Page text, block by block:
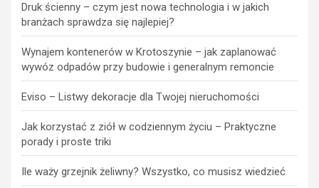
Druk ścienny – czym jest nowa technologia i w jakich
branżach sprawdza się najlepiej?
Wynajem kontenerów w Krotoszynie – jak zaplanować
wywóz odpadów przy budowie i generalnym remoncie
Eviso – Listwy dekoracje dla Twojej nieruchomości
Jak korzystać z ziół w codziennym życiu – Praktyczne
porady i proste triki
Ile waży grzejnik żeliwny? Wszystko, co musisz wiedzieć